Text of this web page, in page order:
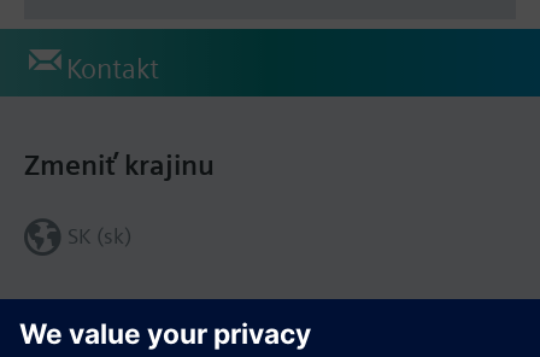
Kontakt
Zdieľať túto stránku:
Zmeniť krajinu
SK (sk)